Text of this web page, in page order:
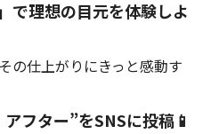
で理想の目元を体験しよ
仕上がりにきっと感動す
フター”をSNSに投稿📱